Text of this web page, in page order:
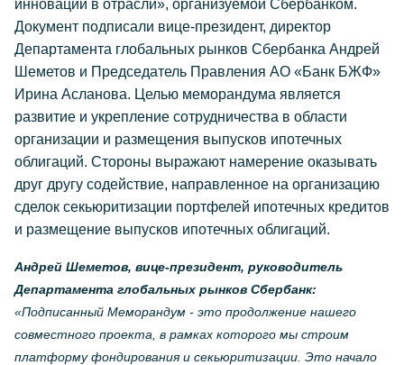
инновации в отрасли», организуемой Сбербанком.
Документ подписали вице-президент, директор
Департамента глобальных рынков Сбербанка Андрей
Шеметов и Председатель Правления АО «Банк БЖФ»
Ирина Асланова. Целью меморандума является
развитие и укрепление сотрудничества в области
организации и размещения выпусков ипотечных
облигаций. Стороны выражают намерение оказывать
друг другу содействие, направленное на организацию
сделок секьюритизации портфелей ипотечных кредитов
и размещение выпусков ипотечных облигаций.
Андрей Шеметов, вице-президент, руководитель
Департамента глобальных рынков Сбербанк:
«Подписанный Меморандум - это продолжение нашего
совместного проекта, в рамках которого мы строим
платформу фондирования и секьюритизации. Это начало